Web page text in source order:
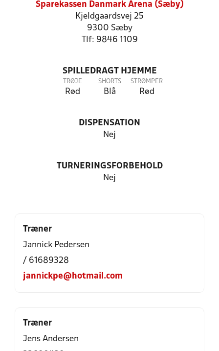
Sparekassen Danmark Arena (Sæby)
Kjeldgaardsvej 25
9300 Sæby
Tlf: 9846 1109
SPILLEDRAGT HJEMME
TRØJE
Rød
SHORTS
Blå
STRØMPER
Rød
DISPENSATION
Nej
TURNERINGSFORBEHOLD
Nej
Træner
Jannick Pedersen
/ 61689328
jannickpe@hotmail.com
Træner
Jens Andersen